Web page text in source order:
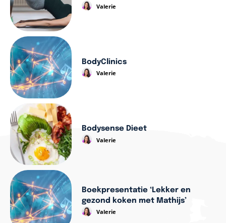
Valerie
BodyClinics
Valerie
Bodysense Dieet
Valerie
Boekpresentatie ‘Lekker en
gezond koken met Mathijs’
Valerie